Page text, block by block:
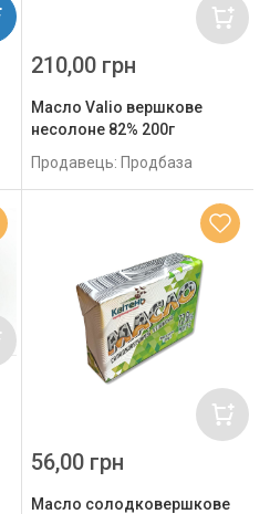
Масло Valio вершкове
несолоне 82% 200г
Продавець: Продбаза
210,00 грн
Масло солодковершкове
56,00 грн